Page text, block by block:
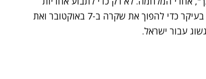
מהאחראים ולא רק כדי להימנע מאסון נוסף, אלא בעיקר כדי להפוך את שקרה ב-7 באוקטובר ואת
עבור ישראל.